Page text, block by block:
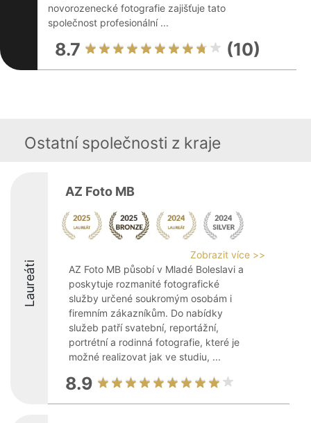
novorozenecké fotografie zajišťuje tato
společnost profesionální ...
8.7 (10)
Ostatní společnosti z kraje
Laureáti
AZ Foto MB
Zobrazit více >>
AZ Foto MB působí v Mladé Boleslavi a
poskytuje rozmanité fotografické
služby určené soukromým osobám i
firemním zákazníkům. Do nabídky
služeb patří svatební, reportážní,
portrétní a rodinná fotografie, které je
možné realizovat jak ve studiu, ...
8.9